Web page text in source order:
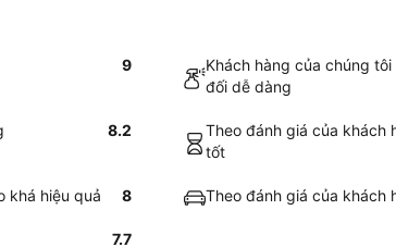
9
Khách hàng của chúng
đối dễ dàng
8.2
Theo đánh giá của khách
tốt
khá hiệu quả 8 Theo đánh giá của khách
7.7